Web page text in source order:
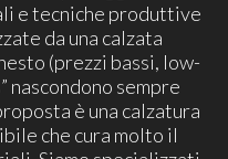
e tecniche produttive
da una calzata
(prezzi bassi, low-
nascondono sempre
è una calzatura
che cura molto il